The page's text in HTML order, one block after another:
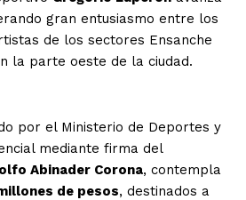
gran entusiasmo entre los
de los sectores Ensanche
la parte oeste de la ciudad.
por el Ministerio de Deportes y
mediante firma del
Abinader Corona, contempla
de pesos, destinados a